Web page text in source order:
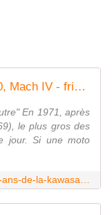
Les 40 ans de la Kawasaki H2 750, Mach IV - frico-racing-passion moto
En 1971, après
le plus gros des
jour. Si une moto